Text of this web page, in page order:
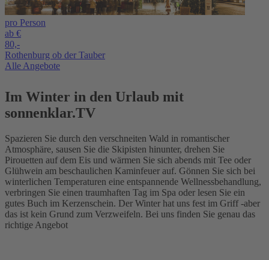
pro Person
ab €
80,-
Rothenburg ob der Tauber
Alle Angebote
Im Winter in den Urlaub mit
sonnenklar.TV
Spazieren Sie durch den verschneiten Wald in romantischer
Atmosphäre, sausen Sie die Skipisten hinunter, drehen Sie
Pirouetten auf dem Eis und wärmen Sie sich abends mit Tee oder
Glühwein am beschaulichen Kaminfeuer auf. Gönnen Sie sich bei
winterlichen Temperaturen eine entspannende Wellnessbehandlung,
verbringen Sie einen traumhaften Tag im Spa oder lesen Sie ein
gutes Buch im Kerzenschein. Der Winter hat uns fest im Griff -aber
das ist kein Grund zum Verzweifeln. Bei uns finden Sie genau das
richtige Angebot